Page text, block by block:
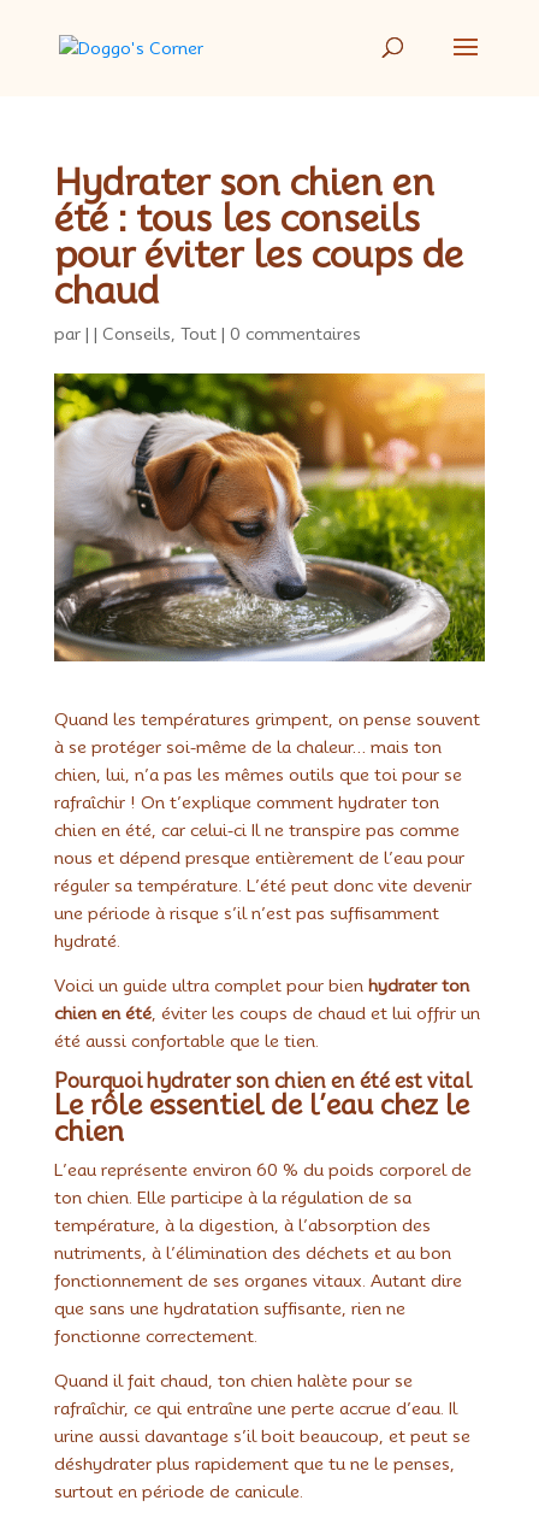
Hydrater son chien en
été : tous les conseils
pour éviter les coups de
chaud
par | | Conseils Tout| 0 commentaires
Quand les températures grimpent, on pense souvent
à se protéger soi-même de la chaleur… mais ton
chien, lui, n’a pas les mêmes outils que toi pour se
rafraîchir ! On t’explique comment hydrater ton
chien en été, car celui-ci Il ne transpire pas comme
nous et dépend presque entièrement de l’eau pour
réguler sa température. L’été peut donc vite devenir
une période à risque s’il n’est pas suffisamment
hydraté.
Voici un guide ultra complet pour bien hydrater ton
chien en été, éviter les coups de chaud et lui offrir un
été aussi confortable que le tien.
Pourquoi hydrater son chien en été est vital
Le rôle essentiel de l’eau chez le
chien
L’eau représente environ 60 % du poids corporel de
ton chien. Elle participe à la régulation de sa
température, à la digestion, à l’absorption des
nutriments, à l’élimination des déchets et au bon
fonctionnement de ses organes vitaux. Autant dire
que sans une hydratation suffisante, rien ne
fonctionne correctement.
Quand il fait chaud, ton chien halète pour se
rafraîchir, ce qui entraîne une perte accrue d’eau. Il
urine aussi davantage s’il boit beaucoup, et peut se
déshydrater plus rapidement que tu ne le penses,
surtout en période de canicule.